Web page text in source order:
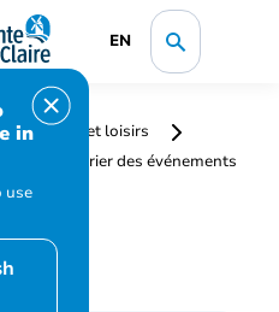
EN
in
use
sports et loisirs
Calendrier des événements